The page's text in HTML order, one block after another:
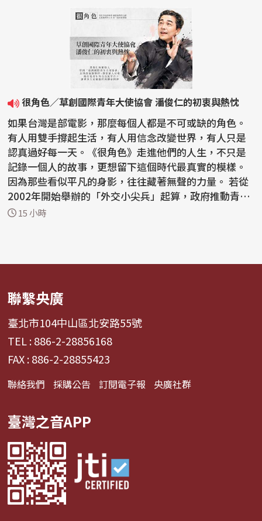
很角色／草創國際青年大使協會 潘俊仁的初衷與熱忱
如果台灣是部電影，那麼每個人都是不可或缺的角色。
有人用雙手撐起生活，有人用信念改變世界，有人只是
認真過好每一天。《很角色》走進他們的人生，不只是
記錄一個人的故事，更想留下這個時代最真實的模樣。
因為那些看似平凡的身影，往往藏著無聲的力量。 若從
2002年開始舉辦的「外交小尖兵」起算，政府推動青年
外交...
15 小時
聯繫央廣
臺北市104中山區北安路55號
TEL : 886-2-28856168
FAX : 886-2-28855423
聯絡我們 採購公告 訂閱電子報 央廣社群
臺灣之音APP